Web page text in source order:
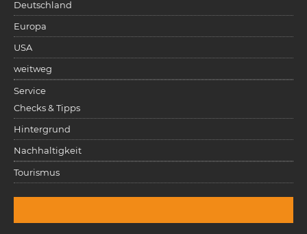
Deutschland
Europa
USA
weitweg
Service
Checks & Tipps
Hintergrund
Nachhaltigkeit
Tourismus